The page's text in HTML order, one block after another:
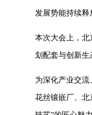
发展势能持续释
本次大会上，
划配套与创新生
为深化产业交
花丝镶嵌厂、北